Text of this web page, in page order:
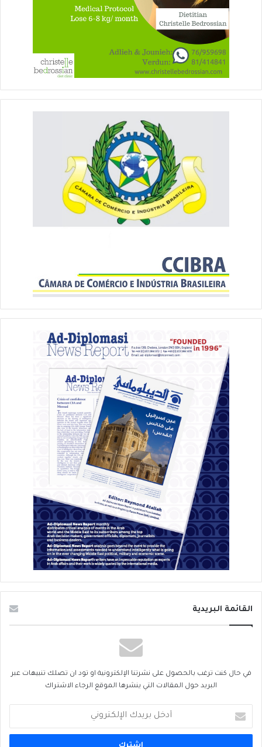
القائمة البريدية
في حال كنت ترغب بالحصول على نشرتنا الإلكترونية او تود ان تصلك تنبيهات عبر
البريد حول المقالات التي ينشرها الموقع الرجاء الاشتراك
بريدك
الإلكتروني